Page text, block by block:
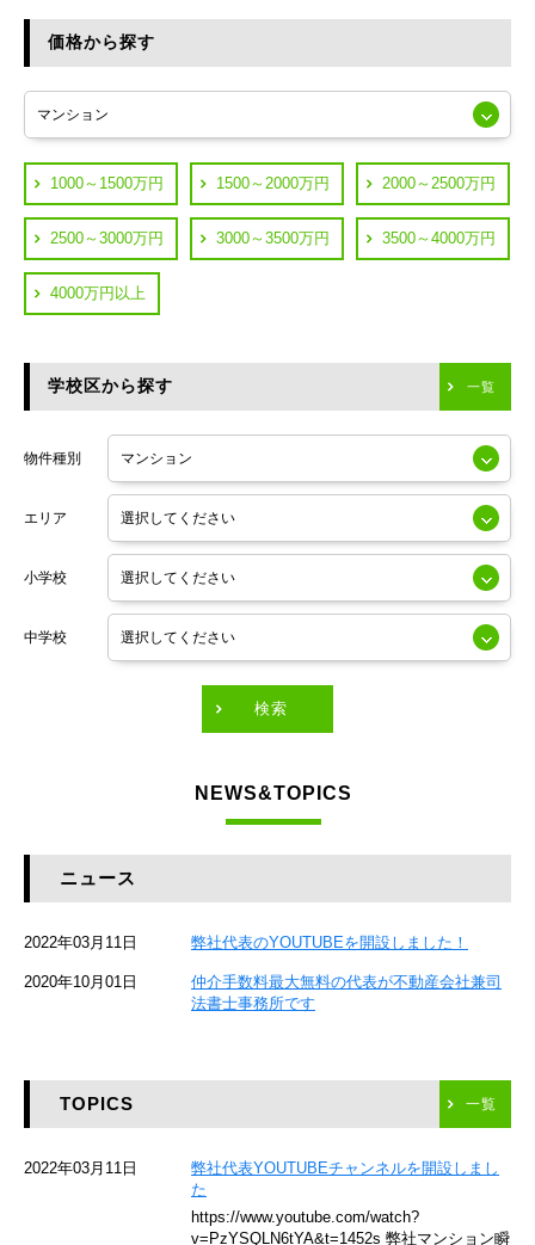
渋谷区
練馬区
葛飾区
横浜市鶴見区
横浜市神奈川区
川崎市川崎区
川崎市中原区
川崎市高津区
都営浅草線
JR中央線
JR中央・総武線
東京メトロ日比谷線
小田急線
東京メトロ半蔵門線
東京メトロ副都心線
東京メトロ有楽町線
JR総武本線
京成本線
東海道新幹線
価格から探す
1000～1500万円 1500～2000万円 2000～2500万円
2500～3000万円 3000～3500万円 3500～4000万円
4000万円以上
学校区から探す 一覧
物件種別
エリア
小学校
中学校
検索
NEWS&TOPICS
ニュース
2022年03月11日 弊社代表のYOUTUBEを開設しました！
2020年10月01日
仲介手数料最大無料の代表が不動産会社兼司
法書士事務所です
TOPICS 一覧
2022年03月11日
弊社代表YOUTUBEチャンネルを開設しまし
た
https://www.youtube.com/watch?
v=PzYSQLN6tYA&t=1452s 弊社マンション瞬